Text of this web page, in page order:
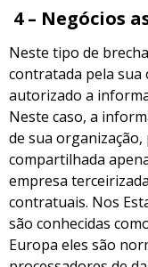
4 – Negócios
Neste tipo de
contratada pela sua
autorizado a
Neste caso, a
de sua
compartilhada
empresa
contratuais. Nos
são conhecidas
Europa eles são